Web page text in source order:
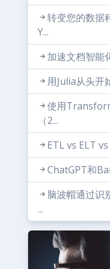
转变您的数据
Y...
加速文档智能
用Julia从头开
使用
（2...
ETL vs ELT
ChatGPT和
脑波帽通过识
...